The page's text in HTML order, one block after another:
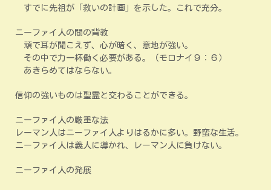
すでに先祖が「救いの計画」を示した。これで充分。
ニーファイ人の間の背教
頑で耳が聞こえず、心が暗く、意地が強い。
その中で力一杯働く必要がある。（モロナイ９：６）
あきらめてはならない。
信仰の強いものは聖霊と交わることができる。
ニーファイ人の厳重な法
レーマン人はニーファイ人よりはるかに多い。野蛮な生活。
ニーファイ人は義人に導かれ、レーマン人に負けない。
ニーファイ人の発展